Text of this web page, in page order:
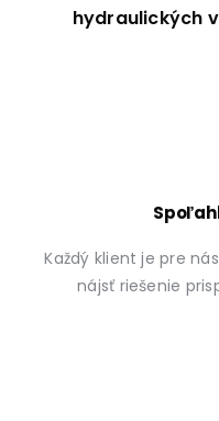
hydraulických
Každý klient je pre
nájsť riešenie